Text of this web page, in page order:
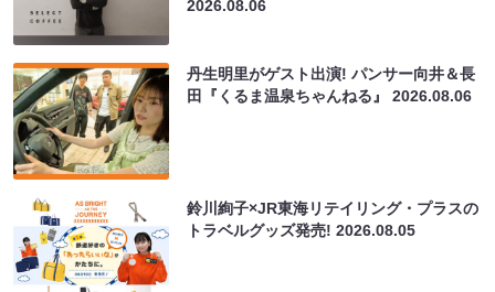
2026.08.06
丹生明里がゲスト出演! パンサー向井＆長
田『くるま温泉ちゃんねる』2026.08.06
鈴川絢子×JR東海リテイリング・プラスの
トラベルグッズ発売!2026.08.05